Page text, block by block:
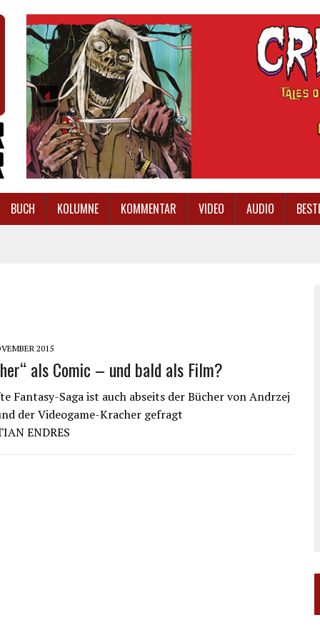
BUCH KOLUMNE KOMMENTAR VIDEO AUDIO
2015
als Comic – und bald als Film?
Fantasy-Saga ist auch abseits der Bücher von Andrzej
der Videogame-Kracher gefragt
ENDRES